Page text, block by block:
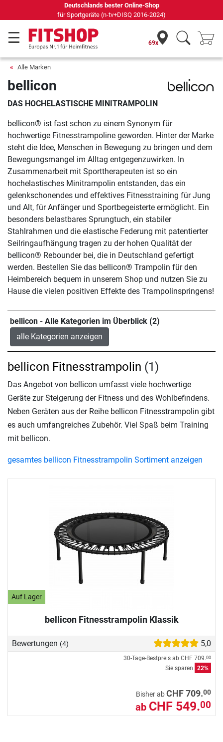
Deutschlands bester Online-Shop
für Sportgeräte (n-tv+DISQ 2016-2024)
69x
Alle Marken
bellicon
DAS HOCHELASTISCHE MINITRAMPOLIN
bellicon® ist fast schon zu einem Synonym für
hochwertige Fitnesstrampoline geworden. Hinter der Marke
steht die Idee, Menschen in Bewegung zu bringen und dem
Bewegungsmangel im Alltag entgegenzuwirken. In
Zusammenarbeit mit Sporttherapeuten ist so ein
hochelastisches Minitrampolin entstanden, das ein
gelenkschonendes und effektives Fitnesstraining für Jung
und Alt, für Anfänger und Sportbegeisterte ermöglicht. Ein
besonders belastbares Sprungtuch, ein stabiler
Stahlrahmen und die elastische Federung mit patentierter
Seilringaufhängung tragen zu der hohen Qualität der
bellicon® Rebounder bei, die in Deutschland gefertigt
werden. Bestellen Sie das bellicon® Trampolin für den
Heimbereich bequem in unserem Shop und nutzen Sie zu
Hause die vielen positiven Effekte des Trampolinspringens!
bellicon - Alle Kategorien im Überblick (2)
alle Kategorien anzeigen
Auf Lager
bellicon Fitnesstrampolin Klassik
Bewertungen (4) 5,0
30-Tage-Bestpreis ab CHF 709.00
Sie sparen 22%
Bisher abCHF 709.00
ab CHF 549.00
bellicon Fitnesstrampolin (1)
Das Angebot von bellicon umfasst viele hochwertige
Geräte zur Steigerung der Fitness und des Wohlbefindens.
Neben Geräten aus der Reihe bellicon Fitnesstrampolin gibt
es auch umfangreiches Zubehör. Viel Spaß beim Training
mit bellicon.
gesamtes bellicon Fitnesstrampolin Sortiment anzeigen